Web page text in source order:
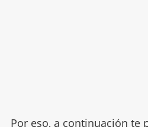
Por eso, a continuación te